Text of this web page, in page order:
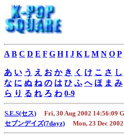
A B C D E F G H I J K L M N O P
あ い う え お か き く け こ さ し
な に ぬ ね の は ひ ふ へ ほ ま み
ら り る れ ろ わ 0-9
S.E.S(セス) Fri, 30 Aug 2002 14:56:09
セブンデイズ(7dayz) Mon, 23 Dec